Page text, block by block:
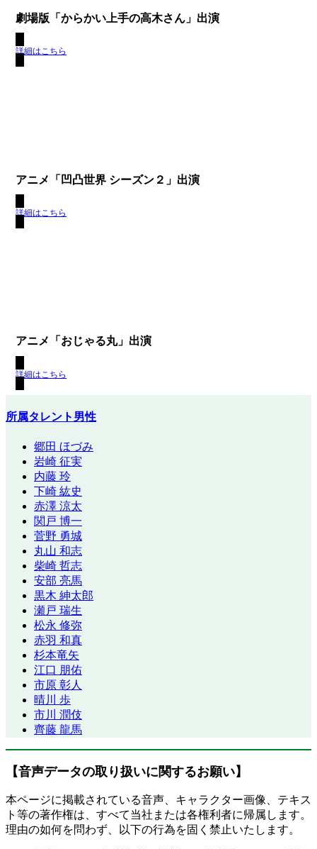
劇場版「からかい上手の高木さん」出演
詳細はこちら
アニメ「凹凸世界 シーズン２」出演
詳細はこちら
アニメ「おじゃる丸」出演
詳細はこちら
所属タレント男性
郷田 ほづみ
岩崎 征実
内藤 玲
下崎 紘史
赤澤 涼太
関戸 博一
菅野 勇城
丸山 和志
柴崎 哲志
安部 亮馬
黒木 紳太郎
瀬戸 瑞生
松永 修弥
赤羽 和真
杉本竜矢
江口 朋佑
市原 彰人
晴川 歩
市川 潤伎
齊藤 龍馬
【音声データの取り扱いに関するお願い】
本ページに掲載されている音声、キャラクター画像、テキス
ト等の著作権は、すべて当社または各権利者に帰属します。
理由の如何を問わず、以下の行為を固く禁止いたします。